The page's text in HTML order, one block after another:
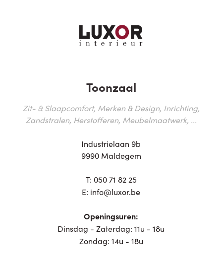
Toonzaal
Zit- & Slaapcomfort, Merken & Design, Inrichting,
Zandstralen, Herstofferen, Meubelmaatwerk, ...
Industrielaan 9b
9990 Maldegem
T: 050 71 82 25
E: info@luxor.be
Openingsuren:
Dinsdag - Zaterdag: 11u - 18u
Zondag: 14u - 18u